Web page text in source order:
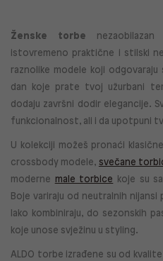
Ženske torbe
istovremeno praktične i stilski
raznolike modele koji
dan koje prate tvoj užurbani
dodaju završni dodir elegancije.
funkcionalnost, ali i da upotpuni
U kolekciji možeš pronaći klasične
crossbody modele, svečane
moderne male torbice koje su
Boje variraju od neutralnih
lako kombiniraju, do sezonskih
koje unose svježinu u styling.
ALDO torbe izrađene su od